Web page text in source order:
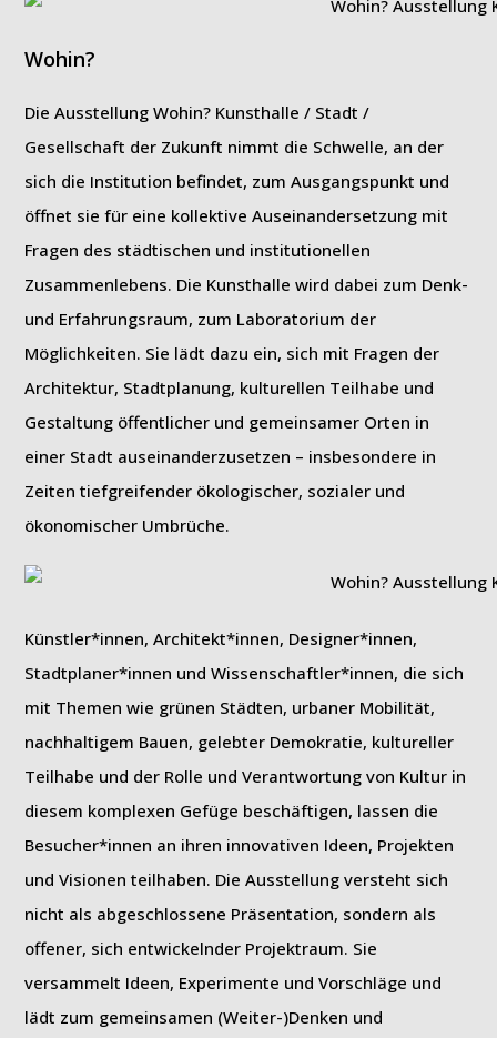
Wohin?
Die Ausstellung Wohin? Kunsthalle / Stadt /
Gesellschaft der Zukunft nimmt die Schwelle, an der
sich die Institution befindet, zum Ausgangspunkt und
öffnet sie für eine kollektive Auseinandersetzung mit
Fragen des städtischen und institutionellen
Zusammenlebens. Die Kunsthalle wird dabei zum Denk-
und Erfahrungsraum, zum Laboratorium der
Möglichkeiten. Sie lädt dazu ein, sich mit Fragen der
Architektur, Stadtplanung, kulturellen Teilhabe und
Gestaltung öffentlicher und gemeinsamer Orten in
einer Stadt auseinanderzusetzen – insbesondere in
Zeiten tiefgreifender ökologischer, sozialer und
ökonomischer Umbrüche.
Künstler*innen, Architekt*innen, Designer*innen,
Stadtplaner*innen und Wissenschaftler*innen, die sich
mit Themen wie grünen Städten, urbaner Mobilität,
nachhaltigem Bauen, gelebter Demokratie, kultureller
Teilhabe und der Rolle und Verantwortung von Kultur in
diesem komplexen Gefüge beschäftigen, lassen die
Besucher*innen an ihren innovativen Ideen, Projekten
und Visionen teilhaben. Die Ausstellung versteht sich
nicht als abgeschlossene Präsentation, sondern als
offener, sich entwickelnder Projektraum. Sie
versammelt Ideen, Experimente und Vorschläge und
lädt zum gemeinsamen (Weiter-)Denken und